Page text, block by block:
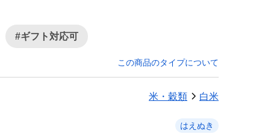
#ギフト対応可
この商品のタイプについて
米・穀類 白米
はえぬき